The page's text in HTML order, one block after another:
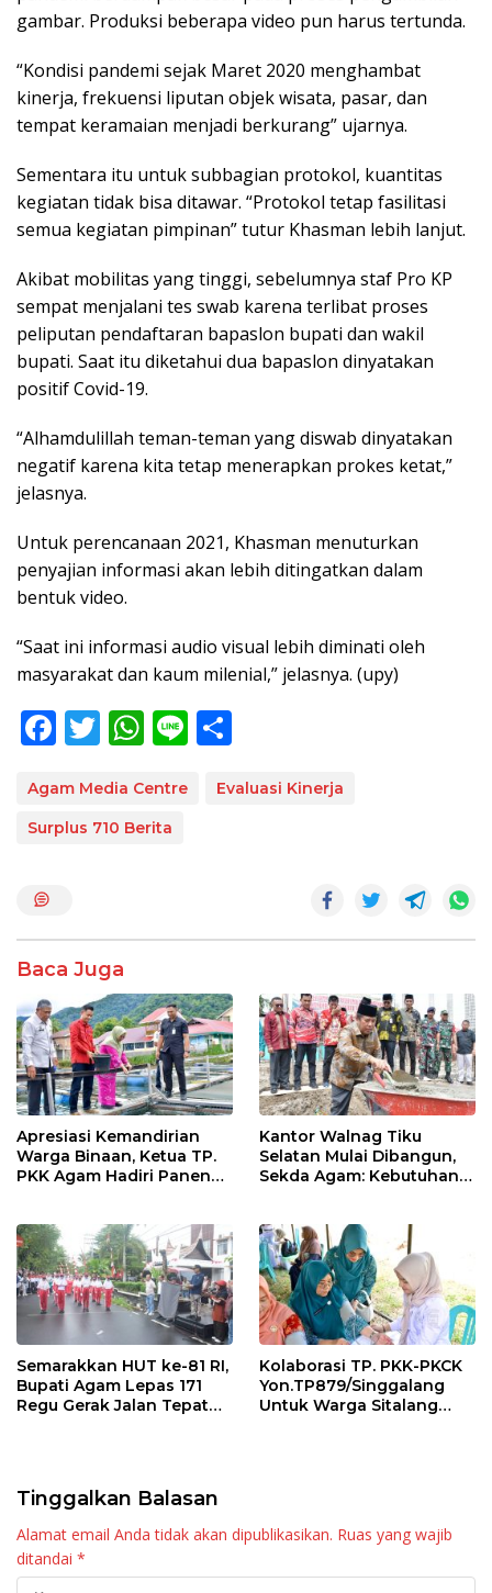
gambar. Produksi beberapa video pun harus tertunda.
“Kondisi pandemi sejak Maret 2020 menghambat
kinerja, frekuensi liputan objek wisata, pasar, dan
tempat keramaian menjadi berkurang” ujarnya.
Sementara itu untuk subbagian protokol, kuantitas
kegiatan tidak bisa ditawar. “Protokol tetap fasilitasi
semua kegiatan pimpinan” tutur Khasman lebih lanjut.
Akibat mobilitas yang tinggi, sebelumnya staf Pro KP
sempat menjalani tes swab karena terlibat proses
peliputan pendaftaran bapaslon bupati dan wakil
bupati. Saat itu diketahui dua bapaslon dinyatakan
positif Covid-19.
“Alhamdulillah teman-teman yang diswab dinyatakan
negatif karena kita tetap menerapkan prokes ketat,”
jelasnya.
Untuk perencanaan 2021, Khasman menuturkan
penyajian informasi akan lebih ditingatkan dalam
bentuk video.
“Saat ini informasi audio visual lebih diminati oleh
masyarakat dan kaum milenial,” jelasnya. (upy)
F
e
b
k
T
itt
er
W
at
s
p
Li
ar
Agam Media Centre
Evaluasi Kinerja
Surplus 710 Berita
Baca Juga
Apresiasi Kemandirian
Warga Binaan, Ketua TP.
PKK Agam Hadiri Panen
Kantor Walnag Tiku
Selatan Mulai Dibangun,
Sekda Agam: Kebutuhan
Semarakkan HUT ke-81 RI,
Bupati Agam Lepas 171
Regu Gerak Jalan Tepat
Kolaborasi TP. PKK-PKCK
Yon.TP879/Singgalang
Untuk Warga Sitalang
Tinggalkan Balasan
Alamat email Anda tidak akan dipublikasikan. Ruas yang wajib
ditandai *